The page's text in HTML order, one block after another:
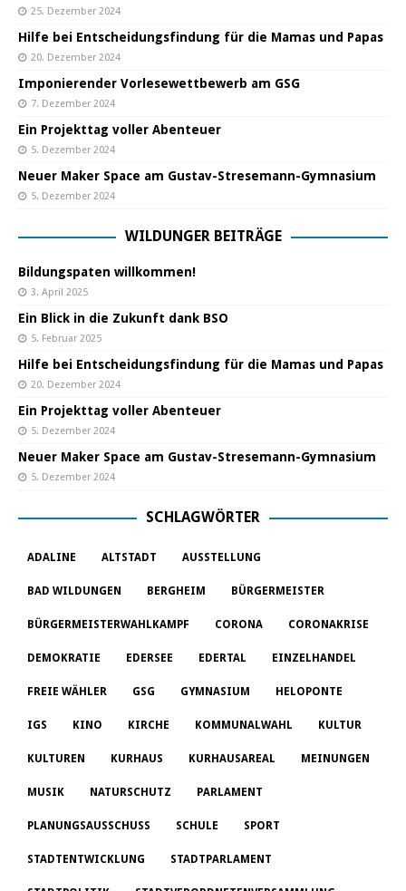
25. Dezember 2024
Hilfe bei Entscheidungsfindung für die Mamas und Papas
20. Dezember 2024
Imponierender Vorlesewettbewerb am GSG
7. Dezember 2024
Ein Projekttag voller Abenteuer
5. Dezember 2024
Neuer Maker Space am Gustav-Stresemann-Gymnasium
5. Dezember 2024
WILDUNGER BEITRÄGE
Bildungspaten willkommen!
3. April 2025
Ein Blick in die Zukunft dank BSO
5. Februar 2025
Hilfe bei Entscheidungsfindung für die Mamas und Papas
20. Dezember 2024
Ein Projekttag voller Abenteuer
5. Dezember 2024
Neuer Maker Space am Gustav-Stresemann-Gymnasium
5. Dezember 2024
SCHLAGWÖRTER
ADALINE ALTSTADT AUSSTELLUNG
BAD WILDUNGEN BERGHEIM BÜRGERMEISTER
BÜRGERMEISTERWAHLKAMPF CORONA CORONAKRISE
DEMOKRATIE EDERSEE EDERTAL EINZELHANDEL
FREIE WÄHLER GSG GYMNASIUM HELOPONTE
IGS KINO KIRCHE KOMMUNALWAHL KULTUR
KULTUREN KURHAUS KURHAUSAREAL MEINUNGEN
MUSIK NATURSCHUTZ PARLAMENT
PLANUNGSAUSSCHUSS SCHULE SPORT
STADTENTWICKLUNG STADTPARLAMENT